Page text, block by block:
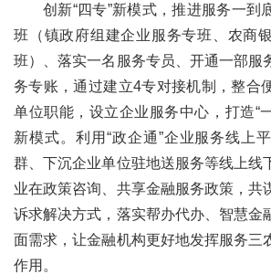
创新“四专”新模式，推进服务一到
班（镇政府组建企业服务专班、农商
班）、落实一名服务专员、开通一部服
务专账，通过建立4专对接机制，整合
单位职能，设立企业服务中心，打造“
新模式。利用“政企通”企业服务线上
群、下沉企业单位驻地送服务等线上线
业在政策咨询、共享金融服务政策，共
诉求解决方式，落实帮办代办、智慧金
面需求，让金融机构更好地发挥服务三
作用。